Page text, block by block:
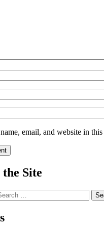
email, and website in
Site